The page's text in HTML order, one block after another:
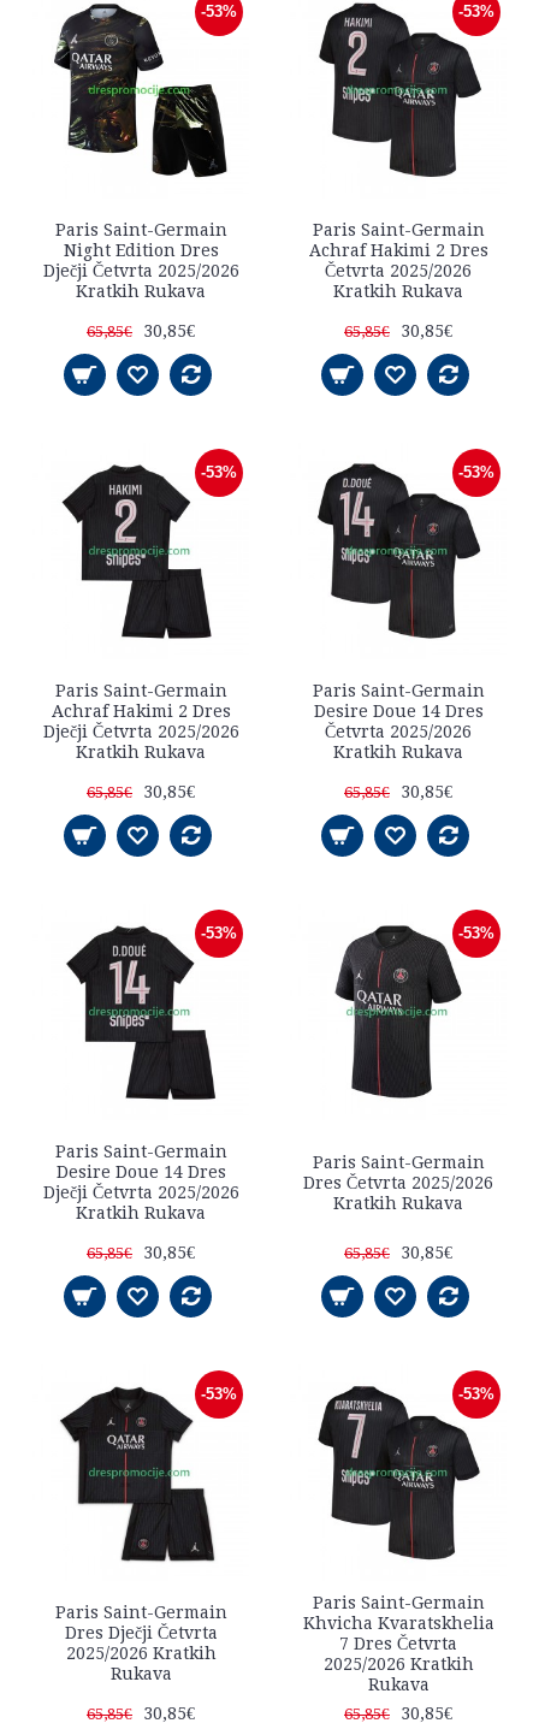
-53%
Paris Saint-Germain
Night Edition Dres
Dječji Četvrta 2025/2026
Kratkih Rukava
65,85€ 30,85€
-53%
Paris Saint-Germain
Achraf Hakimi 2 Dres
Četvrta 2025/2026
Kratkih Rukava
65,85€ 30,85€
-53%
Paris Saint-Germain
Achraf Hakimi 2 Dres
Dječji Četvrta 2025/2026
Kratkih Rukava
65,85€ 30,85€
-53%
Paris Saint-Germain
Desire Doue 14 Dres
Četvrta 2025/2026
Kratkih Rukava
65,85€ 30,85€
-53%
Paris Saint-Germain
Desire Doue 14 Dres
Dječji Četvrta 2025/2026
Kratkih Rukava
65,85€ 30,85€
-53%
Paris Saint-Germain
Dres Četvrta 2025/2026
Kratkih Rukava
65,85€ 30,85€
-53%
Paris Saint-Germain
Dres Dječji Četvrta
2025/2026 Kratkih
Rukava
65,85€ 30,85€
-53%
Paris Saint-Germain
Khvicha Kvaratskhelia
7 Dres Četvrta
2025/2026 Kratkih
Rukava
65,85€ 30,85€